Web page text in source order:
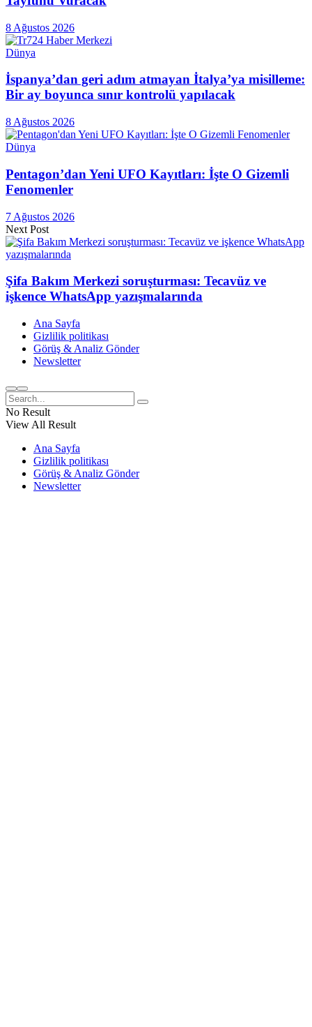
8 Ağustos 2026
Dünya
İspanya’dan geri adım atmayan İtalya’ya misilleme:
Bir ay boyunca sınır kontrolü yapılacak
8 Ağustos 2026
Dünya
Pentagon’dan Yeni UFO Kayıtları: İşte O Gizemli
Fenomenler
7 Ağustos 2026
Next Post
Şifa Bakım Merkezi soruşturması: Tecavüz ve
işkence WhatsApp yazışmalarında
Ana Sayfa
Gizlilik politikası
Görüş & Analiz Gönder
Newsletter
No Result
View All Result
Ana Sayfa
Gizlilik politikası
Görüş & Analiz Gönder
Newsletter